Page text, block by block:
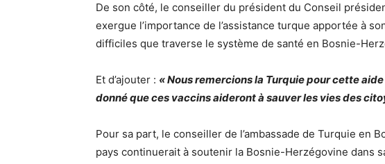
De son côté, le conseiller du président du Conseil
exergue l’importance de l’assistance turque apportée à
difficiles que traverse le système de santé en Bosnie-
Et d’ajouter : « Nous remercions la Turquie pour cette
donné que ces vaccins aideront à sauver les vies des
Pour sa part, le conseiller de l’ambassade de Turquie en
pays continuerait à soutenir la Bosnie-Herzégovine dans